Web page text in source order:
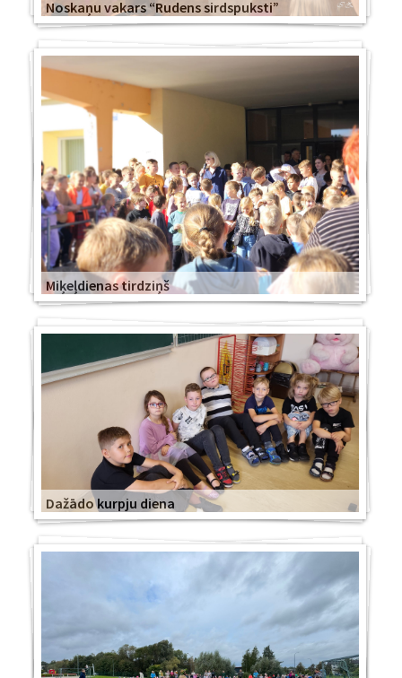
Noskaņu vakars “Rudens sirdspuksti”
Miķeļdienas tirdziņš
Dažādo kurpju diena